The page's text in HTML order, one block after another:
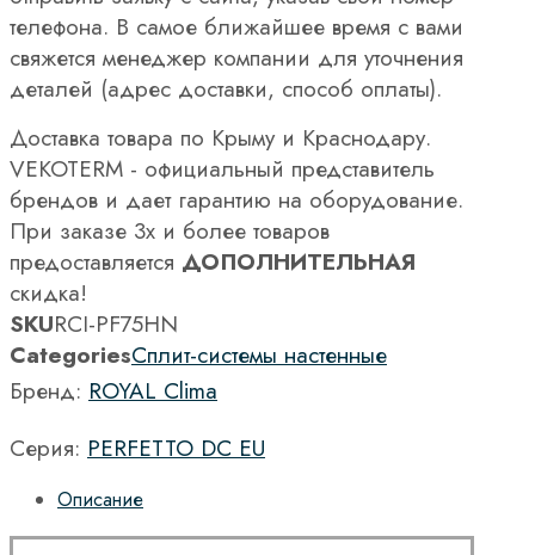
телефона. В самое ближайшее время с вами
свяжется менеджер компании для уточнения
деталей (адрес доставки, способ оплаты).
Доставка товара по Крыму и Краснодару.
VEKOTERM - официальный представитель
брендов и дает гарантию на оборудование.
При заказе 3х и более товаров
предоставляется ДОПОЛНИТЕЛЬНАЯ
скидка!
SKURCI-PF75HN
CategoriesСплит-системы настенные
Бренд: ROYAL Clima
Серия: PERFETTO DC EU
Описание